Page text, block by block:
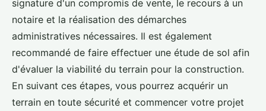
signature d'un compromis de vente, le recours à un
notaire et la réalisation des démarches
administratives nécessaires. Il est également
recommandé de faire effectuer une étude de sol afin
d'évaluer la viabilité du terrain pour la construction.
En suivant ces étapes, vous pourrez acquérir un
terrain en toute sécurité et commencer votre projet